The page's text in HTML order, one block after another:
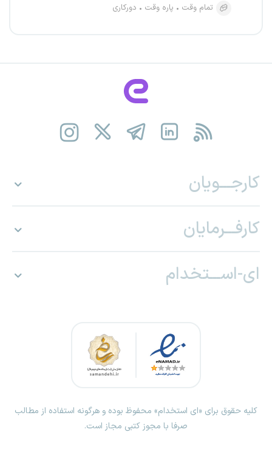
تمام وقت
پاره وقت دورکاری
کارجـــویان
کارفـــرمایان
ای-اســـتخدام
کلیه حقوق برای «ای استخدام» محفوظ بوده و هرگونه استفاده از مطالب
صرفا با مجوز کتبی مجاز است.